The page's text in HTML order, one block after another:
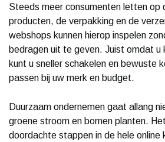
Steeds meer consumenten letten op
producten, de verpakking en de
webshops kunnen hierop inspelen
bedragen uit te geven. Juist omdat u
kunt u sneller schakelen en bewuste
passen bij uw merk en budget.
Duurzaam ondernemen gaat allang
groene stroom en bomen planten.
doordachte stappen in de hele